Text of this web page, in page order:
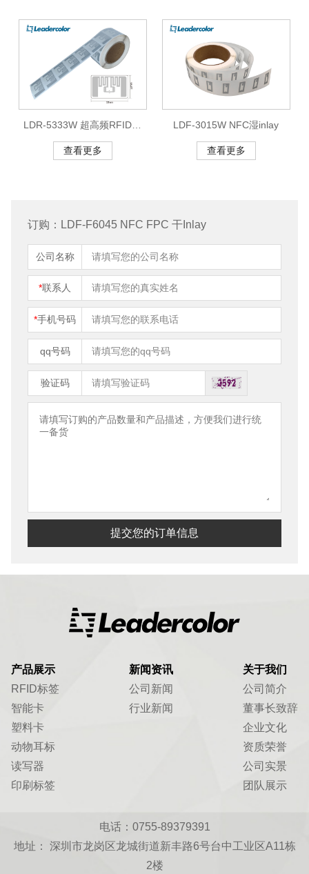
LDR-5333W 超高频RFID湿
inlay(FM13UF0051E)
查看更多
LDF-3015W NFC湿inlay
查看更多
订购：LDF-F6045 NFC FPC 干Inlay
公司名称
*联系人
*手机号码
qq号码
验证码
提交您的订单信息
产品展示
RFID标签
智能卡
塑料卡
动物耳标
读写器
印刷标签
新闻资讯
公司新闻
行业新闻
关于我们
公司简介
董事长致辞
企业文化
资质荣誉
公司实景
团队展示
电话：0755-89379391
地址： 深圳市龙岗区龙城街道新丰路6号台中工业区A11栋
2楼